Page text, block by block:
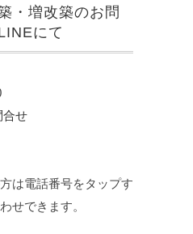
・増改築のお問
にて
は電話番号をタップす
せできます。